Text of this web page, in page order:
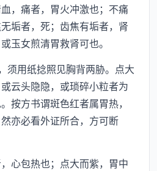
，痛者，胃火冲激也；不痛
垢者，死；齿焦有垢者，肾
玉女煎清胃救肾可也。
用纸捻照见胸背两胁。点大
云头隐隐，或琐碎小粒者为
按方书谓斑色红者属胃热，
亦必看外证所合，方可断
包热也；点大而紫，胃中